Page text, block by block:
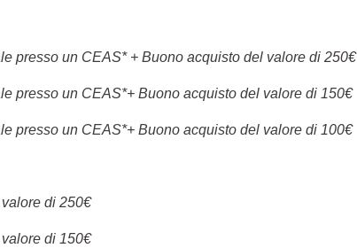
presso un CEAS* + Buono acquisto del valore di 250€
presso un CEAS*+ Buono acquisto del valore di 150€
presso un CEAS*+ Buono acquisto del valore di 100€
di 250€
di 150€